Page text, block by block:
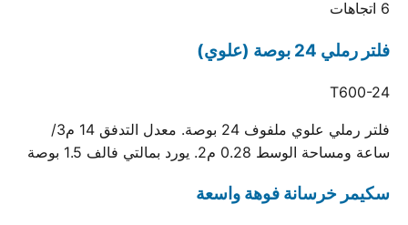
6 اتجاهات
فلتر رملي 24 بوصة (علوي)
T600-24
فلتر رملي علوي ملفوف 24 بوصة. معدل التدفق 14 م3/
ساعة ومساحة الوسط 0.28 م2. يورد بمالتي فالف 1.5 بوصة
سكيمر خرسانة فوهة واسعة